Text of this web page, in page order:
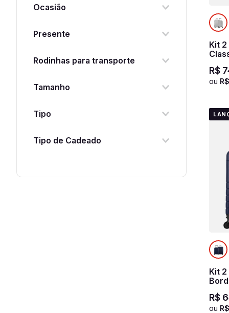
Polipropileno
4 Rodas Duplas 360°
Ocasião
Presente
Rodinhas para transporte
Tamanho
Grande
Kit
Tipo
Tipo de Cadeado
Fixo
Kit 2
R$
ou R$
Kit 2
R$
ou R$